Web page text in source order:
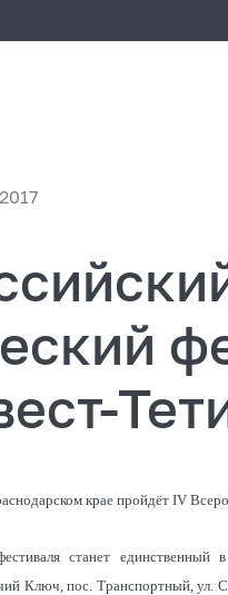
крае пройдёт IV
станет
Ключ, пос. Транспортный, ул.